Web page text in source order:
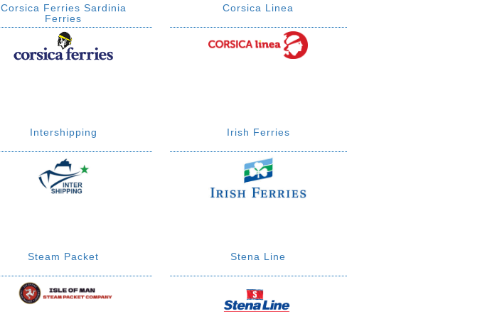
Corsica Ferries Sardinia
Ferries
Corsica Linea
Intershipping Irish Ferries
Steam Packet Stena Line